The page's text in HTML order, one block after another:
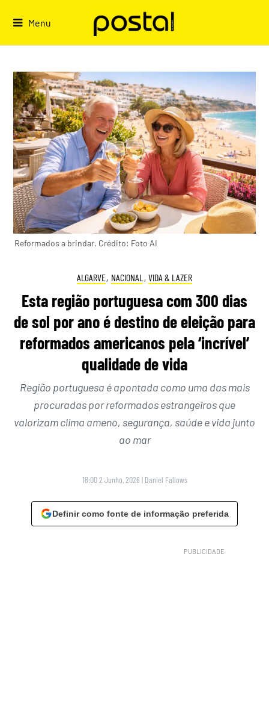
Menu
Reformados a brindar. Crédito: Foto AI
ALGARVE, NACIONAL , VIDA & LAZER
Esta região portuguesa com 300 dias
de sol por ano é destino de eleição para
reformados americanos pela ‘incrível’
qualidade de vida
Região portuguesa é apontada como uma das mais
procuradas por reformados estrangeiros que
valorizam clima ameno, segurança, saúde e vida junto
ao mar
18:00 2 Junho, 2026 | Daniel Fallows
Definir como fonte de informação preferida